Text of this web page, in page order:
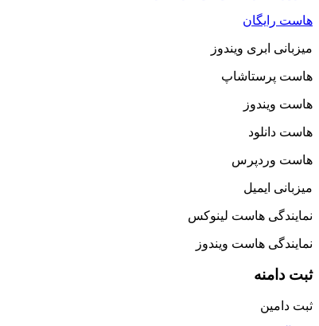
هاست رایگان
میزبانی ابری ویندوز
هاست پرستاشاپ
هاست ویندوز
هاست دانلود
هاست وردپرس
میزبانی ایمیل
نمایندگی هاست لینوکس
نمایندگی هاست ویندوز
ثبت دامنه
ثبت دامین